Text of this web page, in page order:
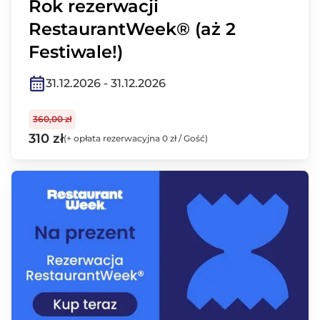
Rok rezerwacji
RestaurantWeek® (aż 2
Festiwale!)
31.12.2026 - 31.12.2026
360,00 zł
310 zł(+ opłata rezerwacyjna 0 zł / Gość)